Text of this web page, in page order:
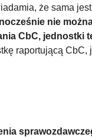
że sama
nie
CbC, jednostki
raportującą